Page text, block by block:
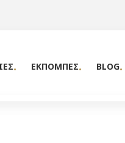
ΕΚΠΟΜΠΕΣ BLOG